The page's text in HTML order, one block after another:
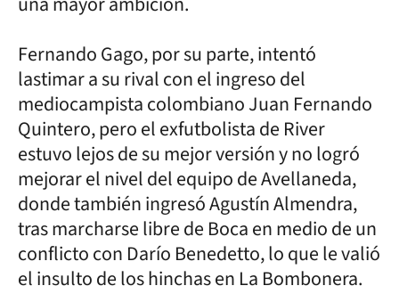
Fernando Gago, por su parte, intentó
lastimar a su rival con el ingreso del
mediocampista colombiano Juan Fernando
Quintero, pero el exfutbolista de River
estuvo lejos de su mejor versión y no logró
mejorar el nivel del equipo de Avellaneda,
donde también ingresó Agustín Almendra,
tras marcharse libre de Boca en medio de un
conflicto con Darío Benedetto, lo que le valió
el insulto de los hinchas en La Bombonera.